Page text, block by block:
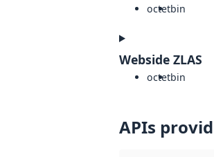
octetbin
Webside ZLAS
octetbin
APIs